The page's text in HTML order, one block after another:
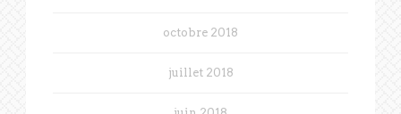
octobre 2018
juillet 2018